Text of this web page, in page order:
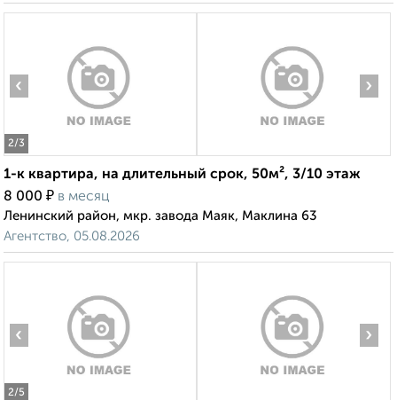
2/3
‹ ›
1-к квартира, на длительный срок, 50м², 3/10 этаж
8 000 ₽ в месяц
Ленинский район, мкр. завода Маяк, Маклина 63
Агентство, 05.08.2026
2/5
‹ ›